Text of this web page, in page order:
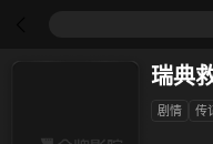
瑞典
剧情 传